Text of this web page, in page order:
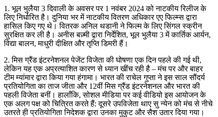
1. भूल भुलैया 3 दिवाली के अवसर पर 1 नवंबर 2024 को नाटकीय रिलीज के
लिए निर्धारित है। दुनिया भर में नाटकीय वितरण अधिकार एए फिल्म्स द्वारा
हासिल किए गए थे। वितरक अनिल थडानी ने फिल्म के लिए सिंगल स्क्रीन
सुरक्षित कर ली है। अनीस बज़्मी द्वारा निर्देशित, भूल भुलैया 3 में कार्तिक आर्यन,
विद्या बालन, माधुरी दीक्षित और तृप्ति डिमरी हैं।
2. मिस ग्रैंड इंटरनेशनल पेजेंट विजेता की घोषणा एक दिन पहले की गई थी,
लेकिन यह एक अप्रत्याशित कारण से ध्यान खींच रही है – मंच पर और बाहर
टीम म्यांमार द्वारा किया गया हंगामा। भारत की राचेल गुप्ता ने इस साल सौंदर्य
प्रतियोगिता का ताज जीता और 12वीं मिस ग्रैंड इंटरनेशनल और भारत की
पहली विजेता बनीं। हालाँकि, सोशल मीडिया पर कई वीडियो इस आयोजन के
एक अलग पक्ष को चित्रित करते हैं: दूसरे उपविजेता थाए सु न्येन को मंच से नीचे
उतरते ही प्रतियोगिता निदेशक द्वारा उनका मुकुट और सैश उतार दिया गया।